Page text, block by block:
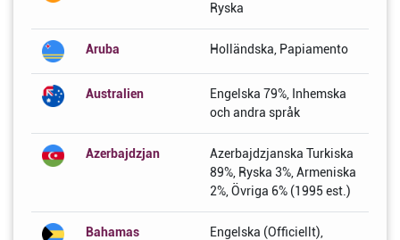
Ryska
Aruba Holländska, Papiamento
Australien
Engelska 79%, Inhemska
och andra språk
Azerbajdzjan
Azerbajdzjanska Turkiska
89%, Ryska 3%, Armeniska
2%, Övriga 6% (1995 est.)
Bahamas
Engelska (Officiellt),